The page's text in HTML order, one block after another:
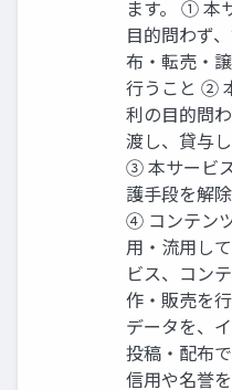
ます。 ① 本
目的問わず
布・転売・
行うこと ②
利の目的問
渡し、貸与
③ 本サービ
護手段を解
④ コンテン
用・流用し
ビス、コン
作・販売を
データを、
投稿・配布
信用や名誉